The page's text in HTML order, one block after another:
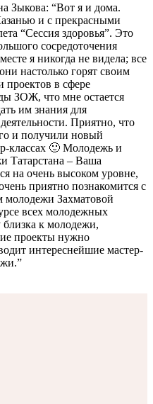
Зыкова: “Вот я и дома.
и с прекрасными
“Сессия здоровья”. Это
сосредоточения
я никогда не видела; все
настолько горят своим
проектов в сфере
ЗОЖ, что мне остается
им знания для
Приятно, что
и получили новый
классах 🙂 Молодежь и
Татарстана – Ваша
на очень высоком уровне,
приятно познакомится с
молодежи Захматовой
всех молодежных
близка к молодежи,
проекты нужно
интереснейшие мастер-